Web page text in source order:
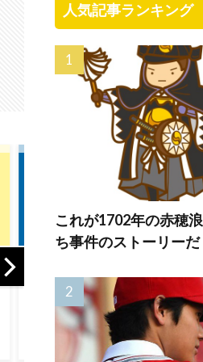
中で一番謎な組み
合わせだ」大谷翔
平選手が新たにブ
ランドアンバサダ
ーに就任、ツッコ
高
た
資
人気記事ランキング
これが1702年の赤穂
ち事件のストーリー